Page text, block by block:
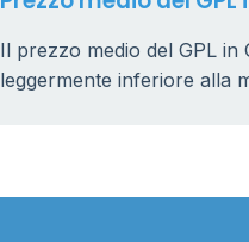
Il prezzo medio del GPL in
leggermente inferiore alla